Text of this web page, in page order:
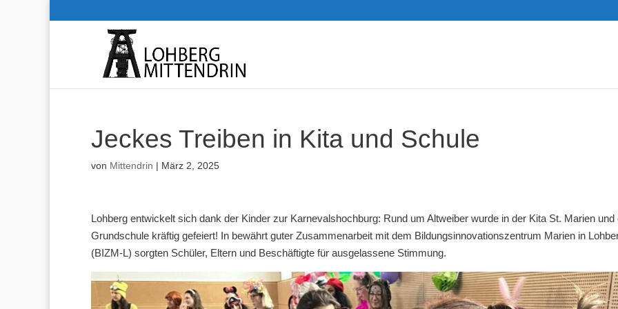
Jeckes Treiben in Kita und Schule
von Mittendrin | März 2, 2025
Lohberg entwickelt sich dank der Kinder zur Karnevalshochburg: Rund um Altweiber wurde in der Kita St. Marien und
Grundschule kräftig gefeiert! In bewährt guter Zusammenarbeit mit dem Bildungsinnovationszentrum Marien in
(BIZM-L) sorgten Schüler, Eltern und Beschäftigte für ausgelassene Stimmung.